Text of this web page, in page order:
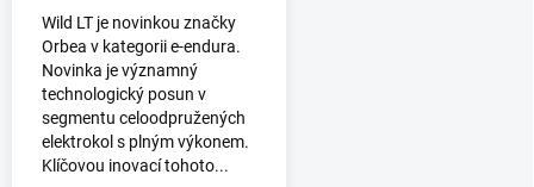
Wild LT je novinkou značky
Orbea v kategorii e-endura.
Novinka je významný
technologický posun v
segmentu celoodpružených
elektrokol s plným výkonem.
Klíčovou inovací tohoto...